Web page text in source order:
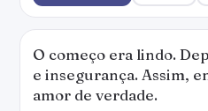
O começo era lindo.
e insegurança. Assim,
amor de verdade.